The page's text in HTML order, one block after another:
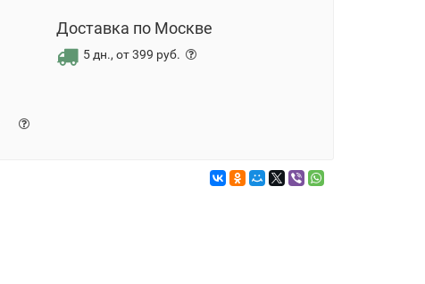
Доставка по Москве
5 дн., от 399 руб.